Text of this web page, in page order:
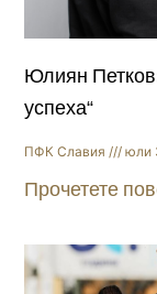
Юлиян
успеха“
ПФК Славия юли
Прочетете